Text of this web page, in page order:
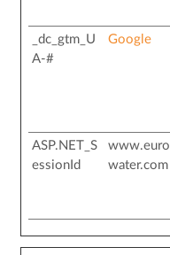
_dc_gtm_U
A-#
Google
ASP.NET_S
essionId
www.euro
water.com